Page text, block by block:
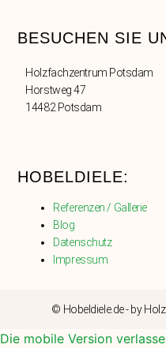
BESUCHEN SIE
Holzfachzentrum Potsdam
Horstweg 47
14482 Potsdam
HOBELDIELE:
Referenzen / Gallerie
Blog
Datenschutz
Impressum
© Hobeldiele.de - by
Die mobile Version